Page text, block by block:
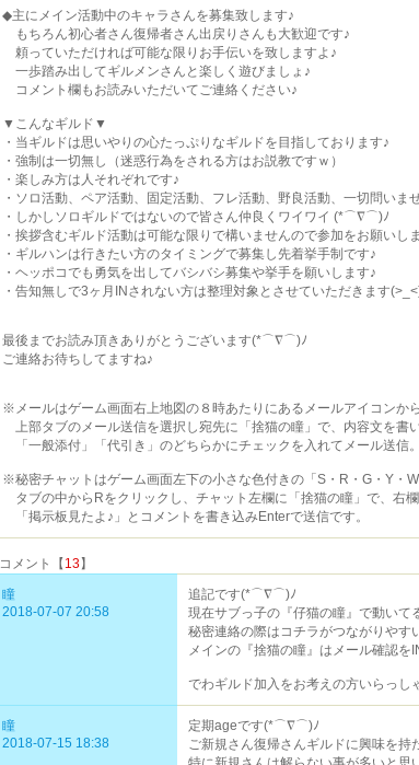
◆主にメイン活動中のキャラさんを募集致します♪
もちろん初心者さん復帰者さん出戻りさんも大歓迎です♪
頼っていただければ可能な限りお手伝いを致しますよ♪
一歩踏み出してギルメンさんと楽しく遊びましょ♪
コメント欄もお読みいただいてご連絡ください♪
▼こんなギルド▼
・当ギルドは思いやりの心たっぷりなギルドを目指しております♪
・強制は一切無し（迷惑行為をされる方はお説教ですｗ）
・楽しみ方は人それぞれです♪
・ソロ活動、ペア活動、固定活動、フレ活動、野良活動、一切問いま
・しかしソロギルドではないので皆さん仲良くワイワイ (*⌒∇⌒)ﾉ
・挨拶含むギルド活動は可能な限りで構いませんので参加をお願いし
・ギルハンは行きたい方のタイミングで募集し先着挙手制です♪
・ヘッポコでも勇気を出してバシバシ募集や挙手を願いします♪
・告知無しで3ヶ月INされない方は整理対象とさせていただきます
最後までお読み頂きありがとうございます(*⌒∇⌒)ﾉ
ご連絡お待ちしてますね♪
※メールはゲーム画面右上地図の８時あたりにあるメールアイコンから
上部タブのメール送信を選択し宛先に「捨猫の瞳」で、内容文を書
「一般添付」「代引き」のどちらかにチェックを入れてメール送信。
※秘密チャットはゲーム画面左下の小さな色付きの「S・R・G・Y・W
タブの中からRをクリックし、チャット左欄に「捨猫の瞳」で、右
「掲示板見たよ♪」とコメントを書き込みEnterで送信です。
コメント【 13】
瞳
2018-07-07 20:58
追記です(*⌒∇⌒)ﾉ
現在サブっ子の『仔猫の瞳』で動いて
秘密連絡の際はコチラがつながりやす
メインの『捨猫の瞳』はメール確認を
でわギルド加入をお考えの方いらっし
瞳
2018-07-15 18:38
定期ageです(*⌒∇⌒)ﾉ
ご新規さん復帰さんギルドに興味を持